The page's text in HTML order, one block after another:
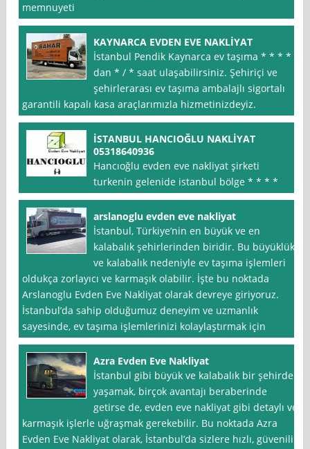
memnuyeti
KAYNARCA EVDEN EVE NAKLİYAT
İstanbul Pendik Kaynarca ev taşıma * * * *
dan * / * saat ulaşabilirsiniz. Şehiriçi ve
şehirlerarası ev taşıma ambalajlı sigortalı
garantili kapalı kasa araçlarımızla hizmetinizdeyiz.
İSTANBUL HANCIOĞLU NAKLİYAT
05318640936
Hancıoğlu evden eve nakliyat şirketi
turkenin gelenide istanbul bölge * * * *
arslanoglu evden eve nakliyat
İstanbul, Türkiye’nin en büyük ve en
kalabalık şehirlerinden biridir. Bu büyüklük
ve kalabalık nedeniyle ev taşıma işlemleri
oldukça zorlayıcı ve karmaşık olabilir. İşte bu noktada
Arslanoglu Evden Eve Nakliyat olarak devreye giriyoruz.
İstanbul’da sahip olduğumuz deneyim ve uzmanlık
sayesinde, ev taşıma işlemlerinizi kolaylaştırmak için
Azra Evden Eve Nakliyat
İstanbul gibi büyük ve kalabalık bir şehirde
yaşamak, birçok avantajı beraberinde
getirse de, evden eve nakliyat gibi detaylı ve
karmaşık işlerle uğraşmak gerekebilir. Bu noktada Azra
Evden Eve Nakliyat olarak, İstanbul’da sizlere hızlı, güvenilir